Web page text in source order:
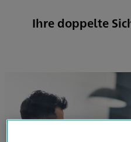
Ihre doppelte